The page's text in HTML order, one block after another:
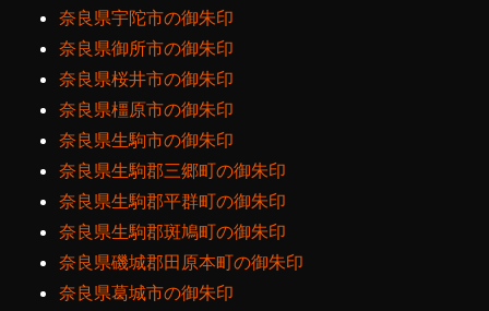
奈良県宇陀市の御朱印
奈良県御所市の御朱印
奈良県桜井市の御朱印
奈良県橿原市の御朱印
奈良県生駒市の御朱印
奈良県生駒郡三郷町の御朱印
奈良県生駒郡平群町の御朱印
奈良県生駒郡斑鳩町の御朱印
奈良県磯城郡田原本町の御朱印
奈良県葛城市の御朱印